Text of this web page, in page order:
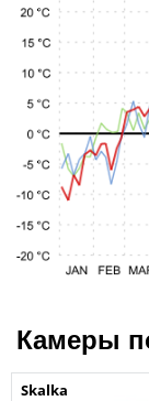
Камеры
Skalka